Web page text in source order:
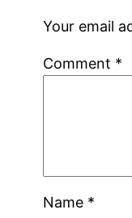
Your email
Comment *
Name *